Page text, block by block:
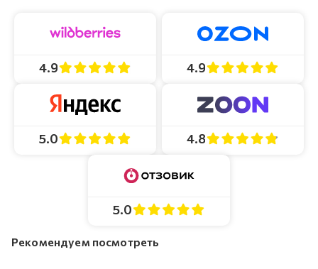
4.9 4.9
5.0 4.8
5.0
Рекомендуем посмотреть